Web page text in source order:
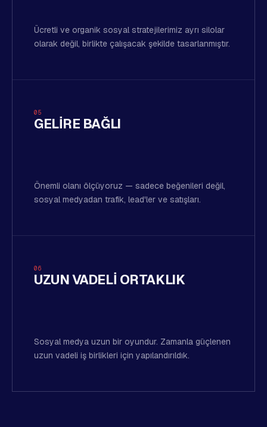
Ücretli ve organik sosyal stratejilerimiz ayrı silolar
olarak değil, birlikte çalışacak şekilde tasarlanmıştır.
05
GELIRE BAĞLI
Önemli olanı ölçüyoruz — sadece beğenileri değil,
sosyal medyadan trafik, lead'ler ve satışları.
06
UZUN VADELI ORTAKLIK
Sosyal medya uzun bir oyundur. Zamanla güçlenen
uzun vadeli iş birlikleri için yapılandırıldık.